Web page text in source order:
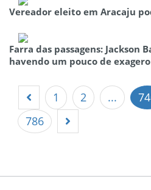
Vereador eleito em Aracaju
Farra das passagens: Jackson
havendo um pouco de
1 2 ...
786